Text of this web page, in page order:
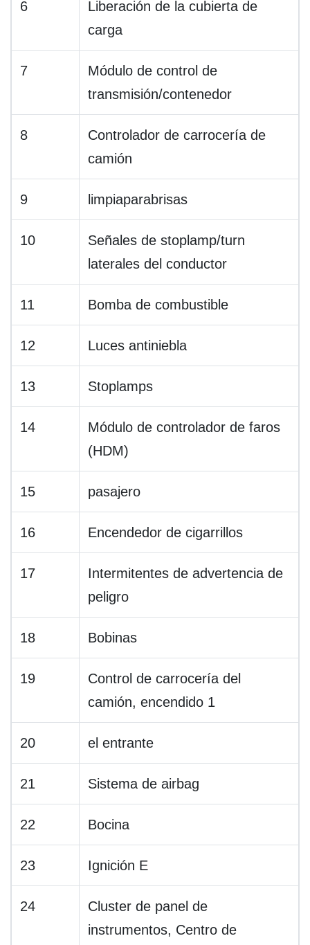
6
Liberación de la cubierta de
carga
7
Módulo de control de
transmisión/contenedor
8
Controlador de carrocería de
camión
9 limpiaparabrisas
10
Señales de stoplamp/turn
laterales del conductor
11 Bomba de combustible
12 Luces antiniebla
13 Stoplamps
14
Módulo de controlador de faros
(HDM)
15 pasajero
16 Encendedor de cigarrillos
17
Intermitentes de advertencia de
peligro
18 Bobinas
19
Control de carrocería del
camión, encendido 1
20 el entrante
21 Sistema de airbag
22 Bocina
23 Ignición E
24
Cluster de panel de
instrumentos, Centro de